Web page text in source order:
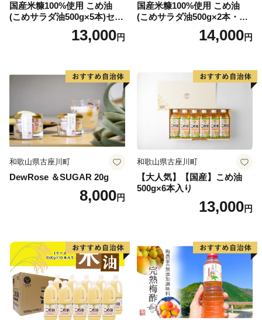
国産米糠100%使用 こめ油
(こめサラダ油500g×5本)セッ
13,000円
国産米糠100%使用 こめ油
(こめサラダ油500g×2本・こ
め胚芽油500g×3本)セット [1
14,000円
和歌山県古座川町
DewRose ＆SUGAR 20g
8,000円
和歌山県古座川町
【大人気】【国産】こめ油
500g×6本入り
13,000円